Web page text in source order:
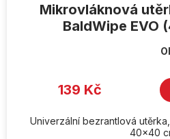
Mikrovláknová
BaldWipe EVO
139 Kč
Univerzální bezrantlová
40x40